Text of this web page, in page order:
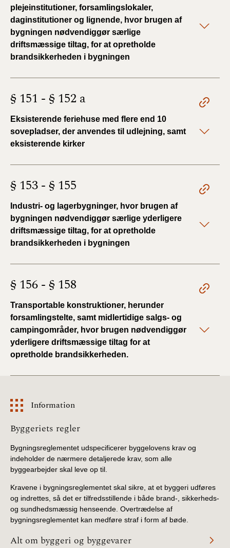
plejeinstitutioner, forsamlingslokaler,
daginstitutioner og lignende, hvor brugen af
bygningen nødvendiggør særlige
driftsmæssige tiltag, for at opretholde
brandsikkerheden i bygningen
§ 151 - § 152 a
Eksisterende feriehuse med flere end 10
sovepladser, der anvendes til udlejning, samt
eksisterende kirker
§ 153 - § 155
Industri- og lagerbygninger, hvor brugen af
bygningen nødvendiggør særlige yderligere
driftsmæssige tiltag, for at opretholde
brandsikkerheden i bygningen
§ 156 - § 158
Transportable konstruktioner, herunder
forsamlingstelte, samt midlertidige salgs- og
campingområder, hvor brugen nødvendiggør
yderligere driftsmæssige tiltag for at
opretholde brandsikkerheden.
Information
Information
Byggeriets regler
Bygningsreglementet udspecificerer byggelovens krav og
indeholder de nærmere detaljerede krav, som alle
byggearbejder skal leve op til.
Kravene i bygningsreglementet skal sikre, at et byggeri udføres
og indrettes, så det er tilfredsstillende i både brand-, sikkerheds-
og sundhedsmæssig henseende. Overtrædelse af
bygningsreglementet kan medføre straf i form af bøde.
Alt om byggeri og byggevarer